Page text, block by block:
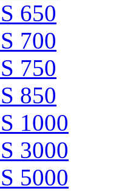
650
700
750
850
1000
3000
5000